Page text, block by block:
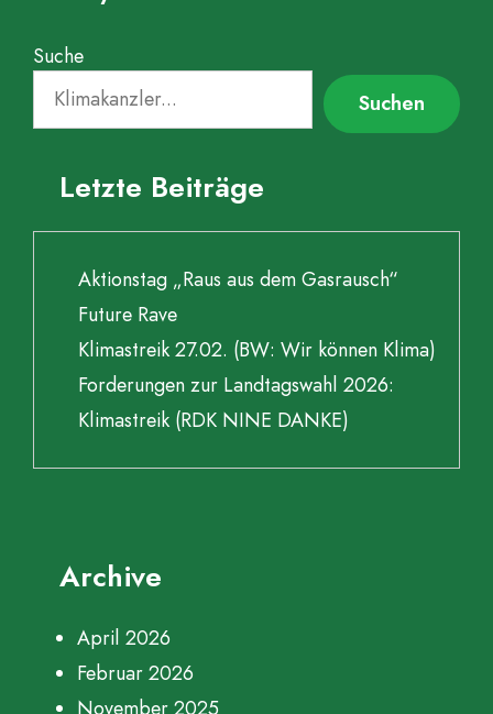
Suche
Suchen
Letzte Beiträge
Aktionstag „Raus aus dem Gasrausch“
Future Rave
Klimastreik 27.02. (BW: Wir können Klima)
Forderungen zur Landtagswahl 2026:
Klimastreik (RDK NINE DANKE)
Archive
April 2026
Februar 2026